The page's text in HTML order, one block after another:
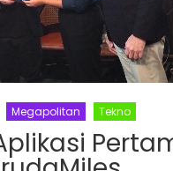
Megapolitan Tekno